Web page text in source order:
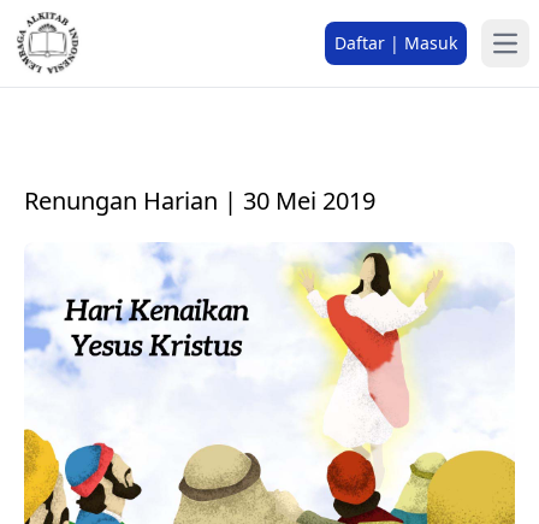
Daftar | Masuk
Renungan Harian | 30 Mei 2019